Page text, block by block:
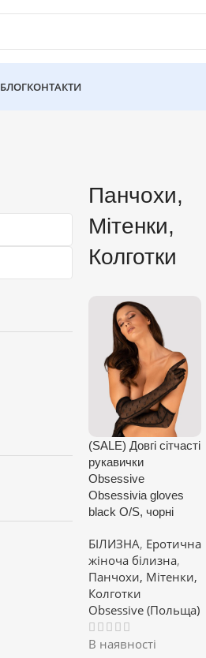
БЛОГКОНТАКТИ
Панчохи,
Мітенки,
Колготки
(SALE) Довгі сітчасті
рукавички
Obsessive
Obsessivia gloves
black O/S, чорні
БІЛИЗНА, Еротична
жіноча білизна,
Панчохи, Мітенки,
Колготки
Obsessive (Польща)
В наявності